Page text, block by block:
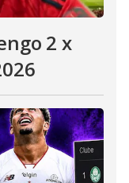
2 x